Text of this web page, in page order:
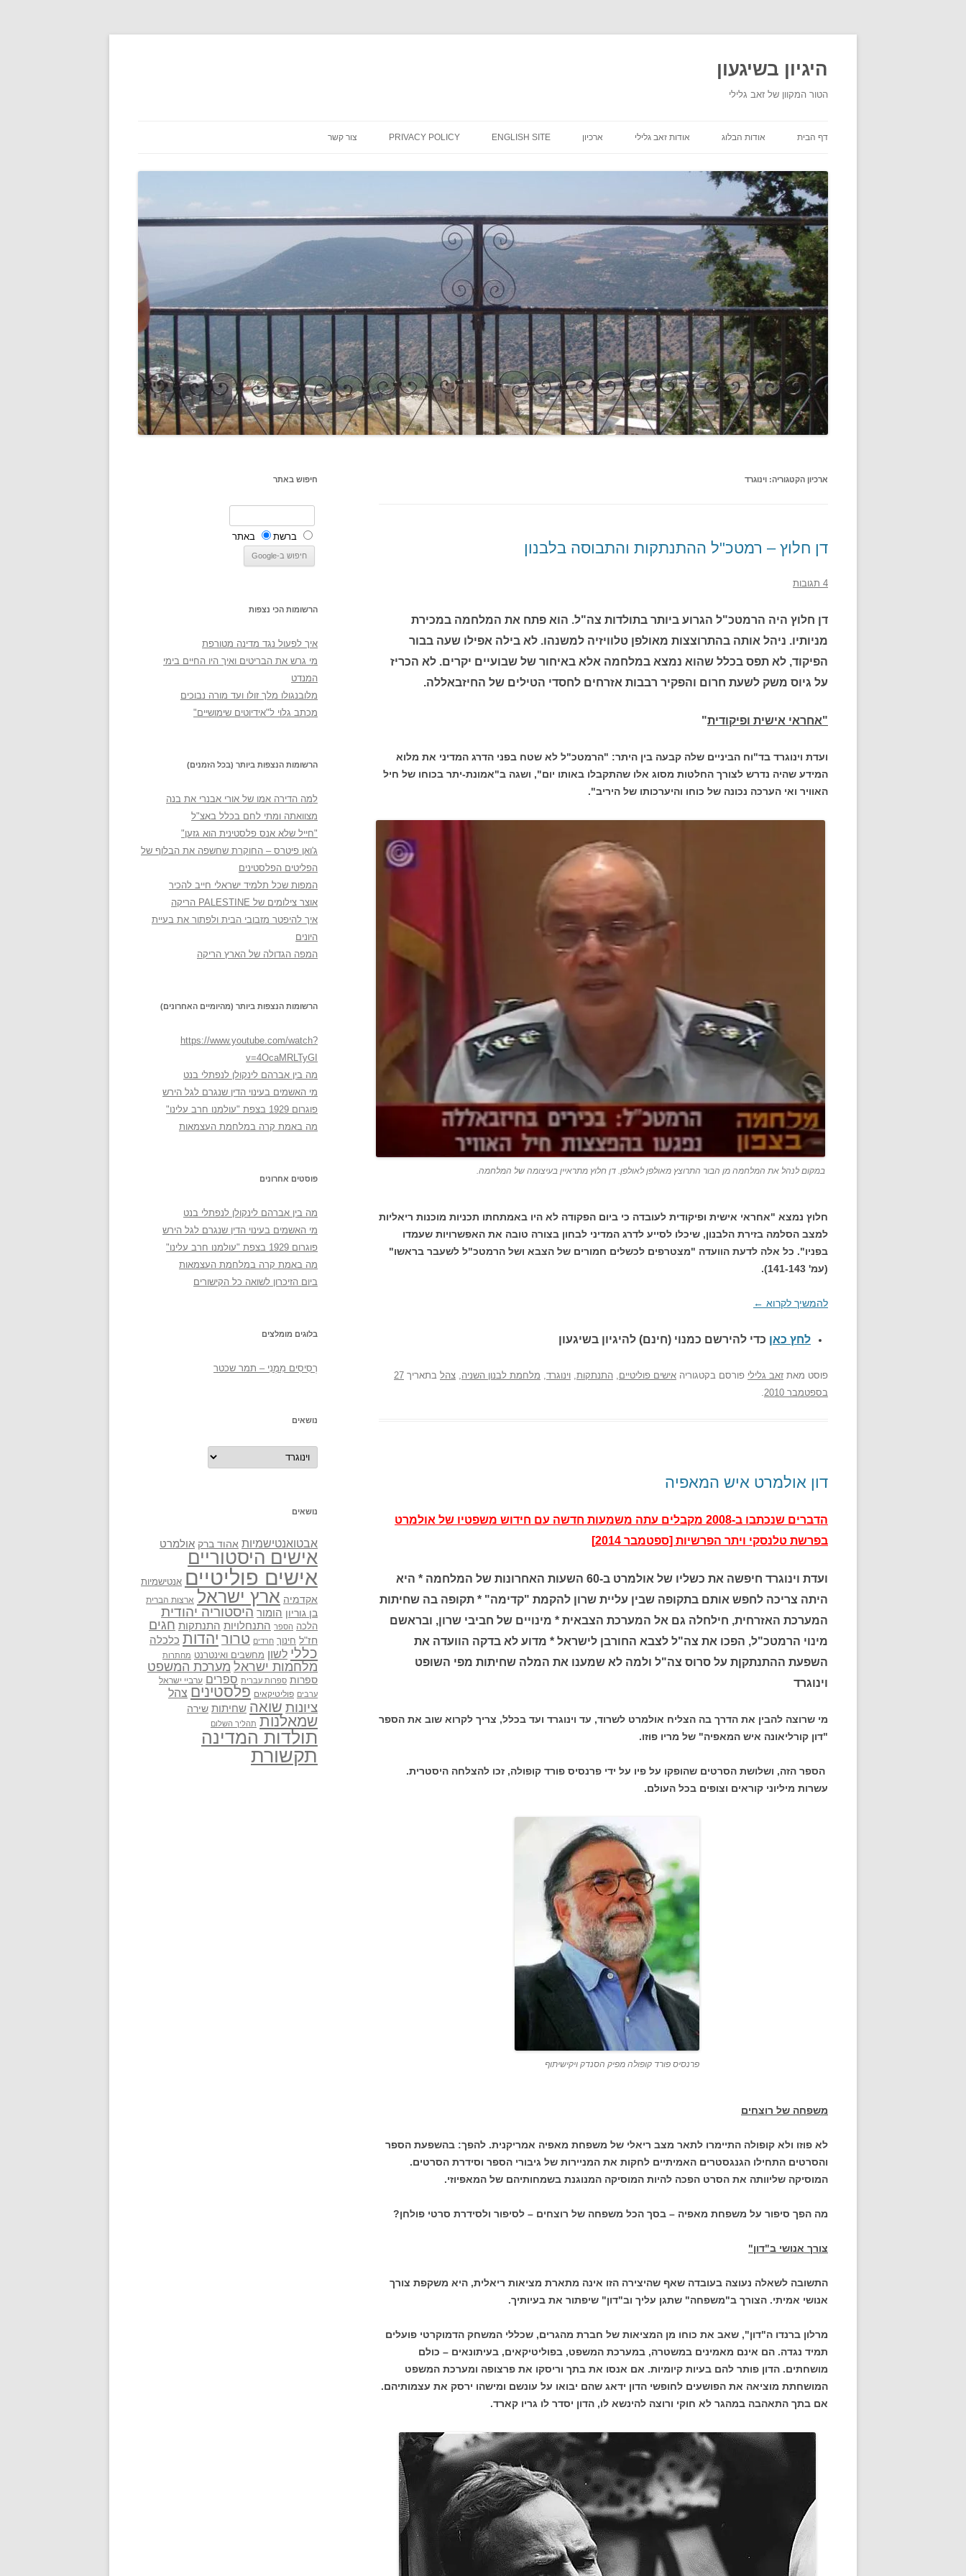
היגיון בשיגעון
הטור המקוון של זאב גלילי
דף הבית אודות הבלוג אודות זאב גלילי ארכיון ENGLISH SITE
PRIVACY POLICY צור קשר
ארכיון הקטגוריה: וינוגרד
דן חלוץ – רמטכ"ל ההתנתקות והתבוסה בלבנון
4 תגובות
דן חלוץ היה הרמטכ"ל הגרוע ביותר בתולדות צה"ל. הוא פתח את המלחמה במכירת
מניותיו. ניהל אותה בהתרוצצות מאולפן טלוויזיה למשנהו. לא בילה אפילו שעה בבור
הפיקוד, לא תפס בכלל שהוא נמצא במלחמה אלא באיחור של שבועיים יקרים. לא הכריז
על גיוס משק לשעת חרום והפקיר רבבות אזרחים לחסדי הטילים של החיזבאללה.
"אחראי אישית ופיקודית"
ועדת וינוגרד בד"וח הביניים שלה קבעה בין היתר: "הרמטכ"ל לא שטח בפני הדרג המדיני את מלוא
המידע שהיה נדרש לצורך החלטות מסוג אלו שהתקבלו באותו יום", ושגה ב"אמונת-יתר בכוחו של חיל
האוויר ואי הערכה נכונה של כוחו והיערכותו של היריב".
במקום לנהל את המלחמה מן הבור התרוצץ מאולפן לאולפן. דן חלוץ מתראיין בעיצומה של המלחמה.
חלוץ נמצא "אחראי אישית ופיקודית לעובדה כי ביום הפקודה לא היו באמתחתו תכניות מוכנות ריאליות
למצב הסלמה בזירת הלבנון, שיכלו לסייע לדרג המדיני לבחון בצורה טובה את האפשרויות שעמדו
בפניו". כל אלה לדעת הוועדה "מצטרפים לכשלים חמורים של הצבא ושל הרמטכ"ל לשעבר בראשו"
(עמ' 141-143).
להמשיך לקרוא ←
לחץ כאן כדי להירשם כמנוי (חינם) להיגיון בשיגעון
פוסט מאת זאב גלילי פורסם בקטגוריה אישים פוליטיים התנתקות וינוגרד מלחמת לבנון השניה צהל בתאריך 27
בספטמבר 2010
דון אולמרט איש המאפיה
הדברים שנכתבו ב-2008 מקבלים עתה משמעות חדשה עם חידוש משפטיו של אולמרט
בפרשת טלנסקי ויתר הפרשיות [ספטמבר 2014]
ועדת וינוגרד חיפשה את כשליו של אולמרט ב-60 השעות האחרונות של המלחמה * היא
היתה צריכה לחפש אותם בתקופה שבין עליית שרון להקמת "קדימה" * תקופה בה שחיתות
המערכת האזרחית, חילחלה גם אל המערכת הצבאית * מינויים של חביבי שרון, ובראשם
מינוי הרמטכ"ל, הפכו את צה"ל לצבא החורבן לישראל * מדוע לא בדקה הוועדה את
השפעת ההתנתקןת על סרוס צה"ל ולמה לא שמענו את המלה שחיתות מפי השופט
וינוגרד
מי שרוצה להבין את הדרך בה הצליח אולמרט לשרוד, עד וינוגרד ועד בכלל, צריך לקרוא שוב את הספר
"דון קורליאונה איש המאפיה" של מריו פוזו.
הספר הזה, ושלושת הסרטים שהופקו על פיו על ידי פרנסיס פורד קופולה, זכו להצלחה היסטרית.
עשרות מיליוני קוראים וצופים בכל העולם.
פרנסיס פורד קופולה מפיק הסנדק ויקישיתוף
משפחה של רוצחים
לא פוזו ולא קופולה התיימרו לתאר מצב ריאלי של משפחת מאפיה אמריקנית. להפך: בהשפעת הספר
והסרטים התחילו הגנגסטרים האמיתיים לחקות את המניירות של גיבורי הספר וסידרת הסרטים.
המוסיקה שליוותה את הסרט הפכה להיות המוסיקה המנוגנת בשמחותיהם של המאפיוזי.
מה הפך סיפור על משפחת מאפיה – בסך הכל משפחה של רוצחים – לסיפור ולסידרת סרטי פולחן?
צורך אנושי ב"דון"
התשובה לשאלה נעוצה בעובדה שאף שהיצירה הזו אינה מתארת מציאות ריאלית, היא משקפת צורך
אנושי אמיתי. הצורך ב"משפחה" שתגן עליך וב"דון" שיפתור את בעיותיך.
מרלון ברנדו ה"דון", שאב את כוחו מן המציאות של חברת מהגרים, שכללי המשחק הדמוקרטי פועלים
תמיד נגדה. הם אינם מאמינים במשטרה, במערכת המשפט, בפוליטיקאים, בעיתונאים – כולם
מושחתים. הדון פותר להם בעיות קיומיות. אם אנסו את בתך וריסקו את פרצופה ומערכת המשפט
המושחתת מוציאה את הפושעים לחופשי הדון ידאג שהם יבואו על עונשם ומישהו ירסק את עצמותיהם.
אם בתך התאהבה במהגר לא חוקי ורוצה להינשא לו, הדון יסדר לו גריו קארד.
חיפוש באתר
ברשת באתר
הרשומות הכי נצפות
איך לפעול נגד מדינה מטורפת
מי גרש את הבריטים ואיך היו החיים בימי
המנדט
מלובנגולו מלך זולו ועד מורה נבוכים
מכתב גלוי ל"אידיוטים שימושיים"
הרשומות הנצפות ביותר (בכל הזמנים)
למה הדירה אמו של אורי אבנרי את בנה
מצוואתה ומתי לחם בכלל באצ"ל
"חייל שלא אנס פלסטינית הוא גזען"
ג'ואן פיטרס – החוקרת שחשפה את הבלוף של
הפליטים הפלסטינים
המפות שכל תלמיד ישראלי חייב להכיר
אוצר צילומים של PALESTINE הריקה
איך להיפטר מזבובי הבית ולפתור את בעיית
היונים
המפה הגדולה של הארץ הריקה
הרשומות הנצפות ביותר (מהיומיים האחרונים)
https://www.youtube.com/watch?
v=4OcaMRLTyGI
מה בין אברהם לינקולן לנפתלי בנט
מי האשמים בעינוי הדין שנגרם לגל הירש
פוגרום 1929 בצפת "עולמנו חרב עלינו"
מה באמת קרה במלחמת העצמאות
פוסטים אחרונים
מה בין אברהם לינקולן לנפתלי בנט
מי האשמים בעינוי הדין שנגרם לגל הירש
פוגרום 1929 בצפת "עולמנו חרב עלינו"
מה באמת קרה במלחמת העצמאות
ביום הזיכרון לשואה כל הקישורים
בלוגים מומלצים
רְסִיסִים מִמֶנִי – תמר שכטר
נושאים
נושאים
נושאים
אבטואנטישמיות אהוד ברק אולמרט
אישים היסטוריים
אישים פוליטיים אנטישמיות
אקדמיה ארץ ישראל ארצות הברית
בן גוריון הומור היסטוריה יהודית
הלכה הספר התנחלויות התנתקות חגים
חז"ל חינוך חרדים טרור יהדות כלכלה
כללי לשון מחשבים ואינטרנט מחתרות
מלחמות ישראל מערכת המשפט
ספרות ספרות עברית ספרים ערביי ישראל
ערבים פוליטיקאים פלסטינים צהל
ציונות שואה שחיתות שירה
שמאלנות תהליך השלום
תולדות המדינה
תקשורת